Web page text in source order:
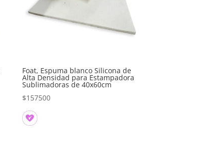
Foat, Espuma blanco Silicona de
Alta Densidad para Estampadora
Sublimadoras de 40x60cm
$157500